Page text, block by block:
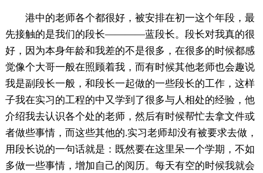
港中的老师各个都很好，被安排在初一这个年段，最
先接触的是我们的段长————蓝段长。段长对我真的很
好，因为本身年龄和我差的不是很多，在很多的时候都感
觉像个大哥一般在照顾着我，而有时候其他老师也会趣说
我是副段长一般，和段长一起做的一些段长的工作，这样
子我在实习的工程的中又学到了很多与人相处的经验，他
介绍我去认识各个处的老师，然后有时候帮忙去拿文件或
者做些事情，而这些其他的.实习老师却没有被要求去做，
用段长说的一句话就是：既然要在这里呆一个学期，不如
多做一些事情，增加自己的阅历。每天有空的时候我就会